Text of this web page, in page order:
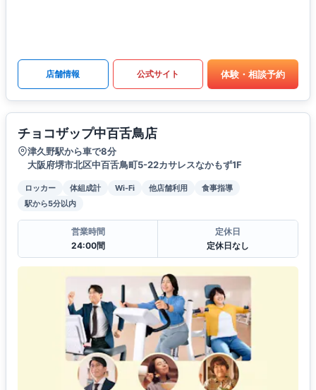
店舗情報 公式サイト 体験・相談予約
チョコザップ中百舌鳥店
津久野駅から車で8分
大阪府堺市北区中百舌鳥町5-22カサレスなかもず1F
ロッカー 体組成計 Wi-Fi 他店舗利用
食事指導
駅から5分以内
営業時間
24:00間
定休日
定休日なし